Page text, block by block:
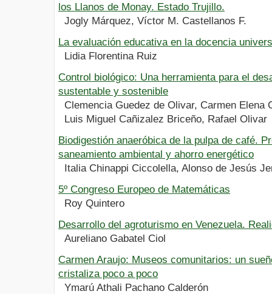
los Llanos de Monay. Estado Trujillo.
Jogly Márquez, Víctor M. Castellanos F.
La evaluación educativa en la docencia
Lidia Florentina Ruiz
Control biológico: Una herramienta para el
sustentable y sostenible
Clemencia Guedez de Olivar, Carmen Elena
Luis Miguel Cañizalez Briceño, Rafael Olivar
Biodigestión anaeróbica de la pulpa de café.
saneamiento ambiental y ahorro energético
Italia Chinappi Ciccolella, Alonso de Jesús
5º Congreso Europeo de Matemáticas
Roy Quintero
Desarrollo del agroturismo en Venezuela.
Aureliano Gabatel Ciol
Carmen Araujo: Museos comunitarios: un
cristaliza poco a poco
Ymarú Athali Pachano Calderón